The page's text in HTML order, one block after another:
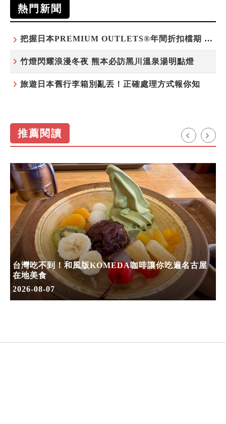
熱門新聞
把握日本PREMIUM OUTLETS®年間折扣檔期 越買越划算
竹燈閃耀浪漫冬夜 熊本必訪黑川溫泉湯明點燈
旅遊日本舊行李箱別亂丟！正確處理方式報你知
推薦閱讀
台灣吃不到！和風版KOMEDA咖啡讓你吃遍名古屋
在地美食
2026-08-07